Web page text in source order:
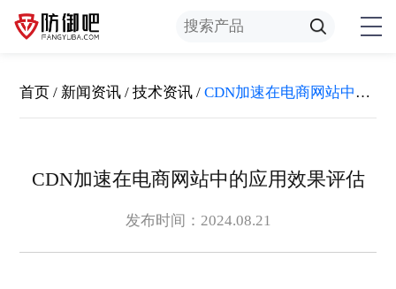
首页 / 新闻资讯 /技术资讯 /CDN加速在电商网站中的应用效果评估
CDN加速在电商网站中的应用效果评估
发布时间：2024.08.21